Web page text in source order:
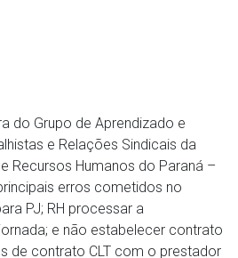
do Grupo de Aprendizado e
e Relações Sindicais da
Recursos Humanos do Paraná –
erros cometidos no
PJ; RH processar a
e não estabelecer contrato
de contrato CLT com o prestador